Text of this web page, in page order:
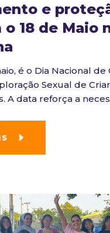
e
18 de Maio
é o Dia Nacional
Sexual de
A data reforça a